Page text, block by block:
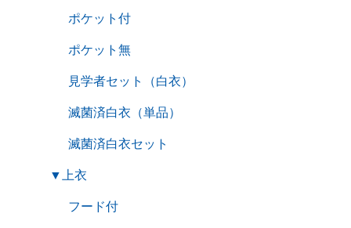
ポケット付
ポケット無
見学者セット（白衣）
滅菌済白衣（単品）
滅菌済白衣セット
▼上衣
フード付